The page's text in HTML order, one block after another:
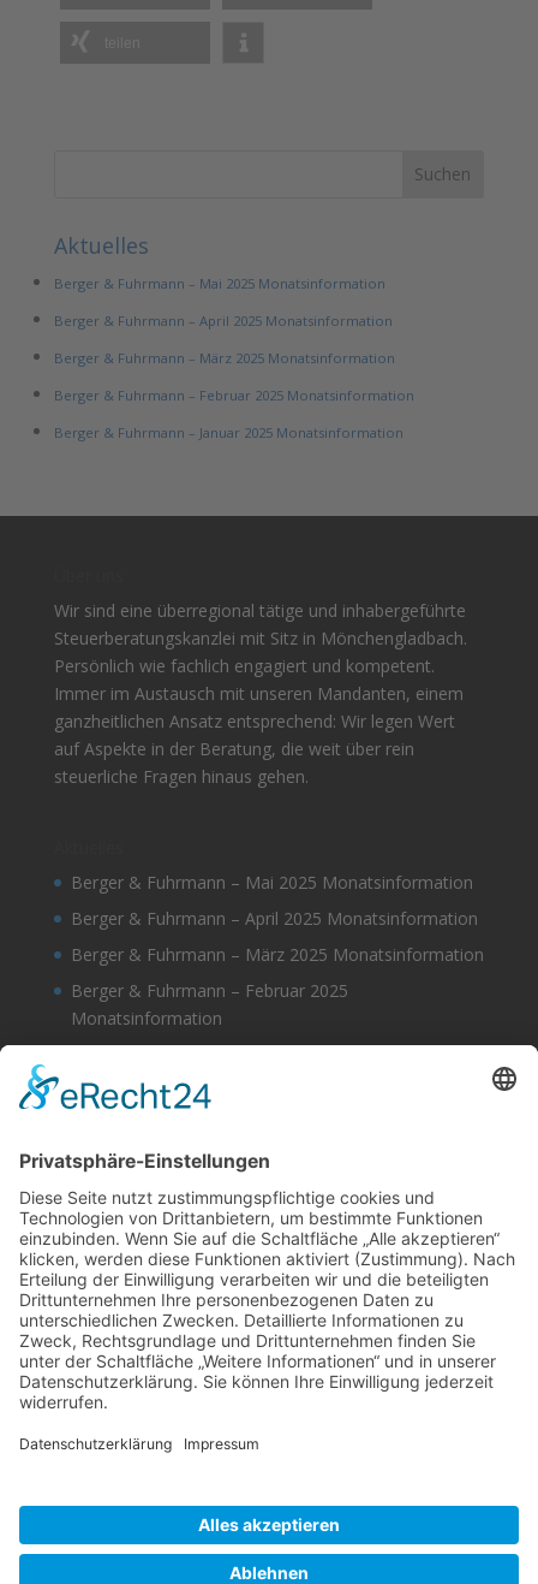
teilen
Aktuelles
Berger & Fuhrmann – Mai 2025 Monatsinformation
Berger & Fuhrmann – April 2025 Monatsinformation
Berger & Fuhrmann – März 2025 Monatsinformation
Berger & Fuhrmann – Februar 2025 Monatsinformation
Berger & Fuhrmann – Januar 2025 Monatsinformation
Wir sind eine überregional tätige und inhabergeführte
Steuerberatungskanzlei mit Sitz in Mönchengladbach.
Persönlich wie fachlich engagiert und kompetent.
Immer im Austausch mit unseren Mandanten, einem
ganzheitlichen Ansatz entsprechend: Wir legen Wert
auf Aspekte in der Beratung, die weit über rein
steuerliche Fragen hinaus gehen.
Berger & Fuhrmann – Mai 2025 Monatsinformation
Berger & Fuhrmann – April 2025 Monatsinformation
Berger & Fuhrmann – März 2025 Monatsinformation
Berger & Fuhrmann – Februar 2025
Monatsinformation
Monatsinformation
Suche
Datenschutz
Cookie-Einstellungen
Sonstige
Kontakt
Facebook
Anfahrt & Lageplan